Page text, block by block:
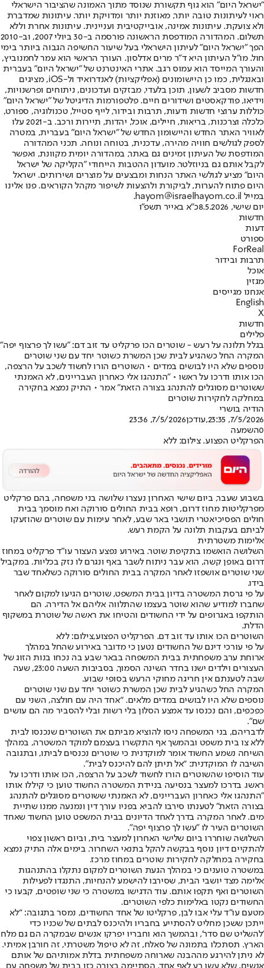
"ישראל היום" הוא גוף תקשורת שנוסד מתוך האמונה שהציבור הישראלי
ראוי לעיתונות טובה יותר, מאוזנת יותר ומדויקת יותר. עיתונות שמדברת
ולא צועקת. עיתונות אמינה, אובייקטיבית ועניינית. עיתונות אחרת וללא
תשלום. המהדורה המודפסת הראשונה פורסמה ב-30 ביולי 2007, וב-2010
הפך "ישראל היום" לעיתון הישראלי בעל שיעור החשיפה הגבוה ביותר בימי
חול. מו"ל העיתון היא ד"ר מרים אדלסון. העורך הראשי הוא עמר לחמנוביץ,
והעורך המייסד הוא עמוס רגב. אתרי האינטרנט של "ישראל היום" בעברית
ובאנגלית, כמו כן היישומונים (אפליקציות) לאנדרואיד ול-iOS, מציגים
חדשות מסביב לשעון, תוכן בלעדי, מבזקים ועדכונים, ניתוחים ופרשנויות,
וידיאו, פודקאסטים ושידורים חיים. פלטפורמות הדיגיטל של "ישראל היום"
כוללות ערוצי חדשות ודעות, תרבות ובידור, לייף סטייל, טכנולוגיה, ספורט,
כלכלה וצרכנות, בריאות, חיילים, אוכל, יהדות, תיירות ורכב. ב-2021 עלו
לאוויר האתר החדש והיישומון החדש של "ישראל היום" בעברית, במטרה
לספק לגולשים חוויה מהירה, עדכנית, בטוחה ונוחה. תכני המהדורה
המודפסת של העיתון זמינים גם באתר, במהדורה יומית מקוונת, ואפשר
לקבל אותם גם בניוזלטר. מועדון ההטבות הייחודי "הקליקה של ישראל
היום" מציע לגולשי האתר הנחות ומבצעים על מוצרים ושירותים. ישראל
היום פתוח להערות, לביקורת ולהצעות לשיפור מקהל הקוראים. פנו אלינו
במייל hayom@israelhayom.co.il.
יום שישי, 8.5.2026
כ"א באייר תשפ"ו
חדשות
דעות
ספורט
ForReal
תרבות ובידור
אוכל
מגזין
אנחנו מגייסים
English
X
חדשות
פלילים
בגלל תלונה על רעש - שוטרים הכו פרקליט עד זוב דם: "עשו לך פרצוף יפה"
המקרה החל כשהגיע לבית שכן המשרת כשוטר יחד עם שני שוטרים
נוספים שלא היו לבושים במדים • השוטרים הורו לחשוד לשכב על הרצפה,
הכו אותו ודרכו על ראשו • "התנהגו אלי כאחרון העבריינים, לא האמנתי
ששוטרים מסוגלים להתנהג בצורה הזאת" אמר • התיק נמצא בחקירה
במחלקה לחקירות שוטרים
הודיה בושרי
7/5/2026, 23:35
,עודכן7/5/2026, 23:36
0השמעה
הפרקליט הפצוע. צילום: ללא
בשבוע שעבר, ביום שישי האחרון נעצרו שלושה בני משפחה, בהם פרקליט
מפרקליטות מחוז דרום, רופא בבית החולים סורוקה ואח מוסמך בבית
חולים הפסיכיאטרי תושבי באר שבע, לאחר עימות עם שוטרים שהוזעקו
לביתם בעקבות תלונה על הקמת רעש.
אלימות משטרתית
השלושה הואשמו בתקיפת שוטר. באירוע נפצע העצור עו"ד פרקליט במחוז
דרום באופן קשה, הוא עבר ניתוח לשבר באף ונגרם לו נזק בכליות. במקביל
שני שוטרים אושפזו לאחר המקרה בבית החולים סורוקה כשלאחד שבר
בידו.
על פי גרסת המשטרה בדיון בבית המשפט, שוטרים הגיעו למקום לאחר
שחברו למודיע שהוא שוטר בעצמו שהתלווה אליהם אל הדירה. הם
הותקפו באגרופים על ידי החשודים והטיחו את ראשה של שוטרת במשקוף
הדלת.
השוטרים הכו אותו עד זוב דם. הפרקליט הפצוע,צילום: ללא
על פי עורכי דינם של החשודים נטען כי מדובר באירוע שהחל במהלך
ארוחת ערב משפחתית בבית המשפחה בבאר שבע בה נכחו בנות הזוג של
העצורים וילדים ישנו בחדר השינה הסמוך, בסביבות השעה 23:00, שעה
שבה לטענתם אין חריגה מחוקי הרעש בסופי שבוע.
המקרה החל כשהגיע לבית שכן המשרת כשוטר יחד עם שני שוטרים
נוספים שלא היו לבושים במדים מלאים. “אחד היה עם חולצה, השני עם
כפכפים, והם נכנסו עד אמצע הסלון בלי רשות ובלי להסביר מה הם עושים
שם”.
לדבריהם, בני המשפחה ניסו להוציא מביתם את השוטרים שנכנסו לבית
ללא צו בית משפט ובהמשך אף התקשרו בעצמם למוקד המשטרה, במהלך
השיחה נשמע החשוד אומר למוקדנית כי שוטרים נכנסים לביתו, ובתגובה
השיבה לו המוקדנית: “אל תיתן להם להיכנס לבית”.
עוד הוסיפו שהשוטרים הורו לחשוד לשכב על הרצפה, הכו אותו ודרכו על
ראשו. בדרכו למעצר בנסיעה בניידת המשטרה החשוד טוען כי קיללו אותו
"התנהגו אלי כאחרון העבריינים, לא האמנתי ששוטרים מסוגלים להתנהג
בצורה הזאת" לטענתו סירבו להביא בפניו עורך דין ונמנעה ממנו שתיית
מים. לאחר המקרה בדרך לאחד הדיונים בבית המשפט טוען החשוד שאחד
השוטרים העיר לו "עשו לך פרצוף יפה".
השלושה שוחררו ביום שלישי האחרון למעצר בית, וביום ראשון צפוי
להתקיים דיון נוסף בבקשה להקל בתנאי השחרור. בימים אלה התיק נמצא
בחקירה במחלקה לחקירות שוטרים במחוז מרכז.
במשטרה טוענים כי במהלך הגעת השוטרים למקום נתקלו בהתנהגות
אלימה מצד יושבי הבית, שסירבו להישמע להנחיות, התנגדו לפעילות
השוטרים ואף תקפו אותם. עוד הדגישו במשטרה כי שני שופטים, קבעו כי
החשודים נקטו באלימות כלפי השוטרים.
מטעם עו”ד עלי אבו לבן, פרקליטו של אחד החשודים, נמסר בתגובה: “לא
ייתכן ששכן מחליט להסתייע בחבריו ולהיכנס לבתים של שכניו כדי
‘להשליט שם סדר’, ובהמשך הוא וחבריו יפרקו אנשים שבמקרה הם גם מלח
הארץ. תסתכלו בתמונה של סאלח, זה לא טיפול משטרתי, זה חורבן אמיתי.
לא ניתן להירגע מההבנה שארוחה משפחתית בדלת אמותיהם של אותם